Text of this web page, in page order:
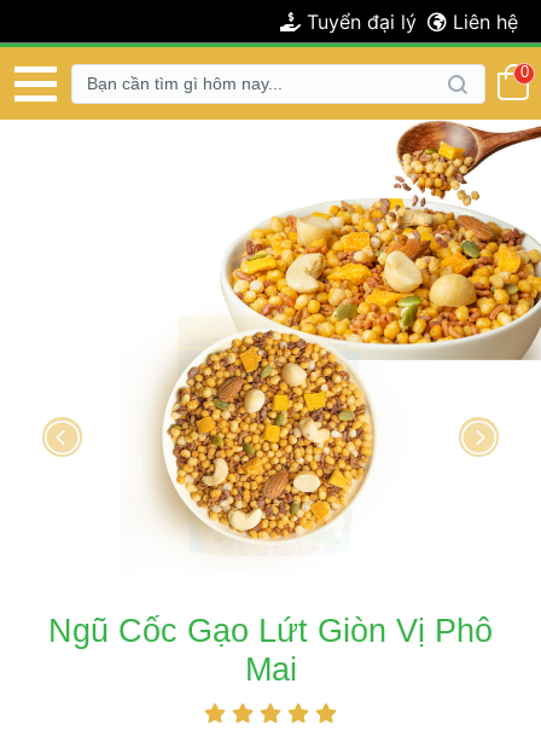
Liên hệ
Tuyển đại lý
0
Ngũ Cốc Gạo Lứt Giòn Vị Phô
Mai